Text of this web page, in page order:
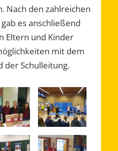
Nach den zahlreichen
es anschließend
Eltern und Kinder
mit dem
der Schulleitung.